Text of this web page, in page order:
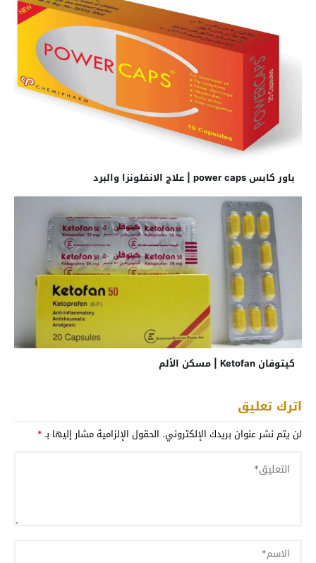
باور كابس power caps | علاج الانفلونزا والبرد
كيتوفان Ketofan | مسكن الألم
اترك تعليق
لن يتم نشر عنوان بريدك الإلكتروني. الحقول الإلزامية مشار إليها بـ*